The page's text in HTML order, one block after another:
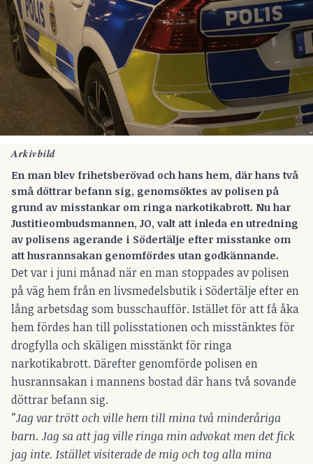
Arkivbild
En man blev frihetsberövad och hans hem, där hans två
små döttrar befann sig, genomsöktes av polisen på
grund av misstankar om ringa narkotikabrott. Nu har
Justitieombudsmannen, JO, valt att inleda en utredning
av polisens agerande i Södertälje efter misstanke om
att husrannsakan genomfördes utan godkännande.
Det var i juni månad när en man stoppades av polisen
på väg hem från en livsmedelsbutik i Södertälje efter en
lång arbetsdag som busschaufför. Istället för att få åka
hem fördes han till polisstationen och misstänktes för
drogfylla och skäligen misstänkt för ringa
narkotikabrott. Därefter genomförde polisen en
husrannsakan i mannens bostad där hans två sovande
döttrar befann sig.
”Jag var trött och ville hem till mina två minderåriga
barn. Jag sa att jag ville ringa min advokat men det fick
jag inte. Istället visiterade de mig och tog alla mina